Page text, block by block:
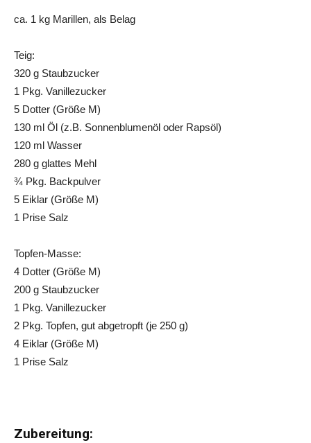
ca. 1 kg Marillen, als Belag
Teig:
320 g Staubzucker
1 Pkg. Vanillezucker
5 Dotter (Größe M)
130 ml Öl (z.B. Sonnenblumenöl oder Rapsöl)
120 ml Wasser
280 g glattes Mehl
¾ Pkg. Backpulver
5 Eiklar (Größe M)
1 Prise Salz
Topfen-Masse:
4 Dotter (Größe M)
200 g Staubzucker
1 Pkg. Vanillezucker
2 Pkg. Topfen, gut abgetropft (je 250 g)
4 Eiklar (Größe M)
1 Prise Salz
Zubereitung: